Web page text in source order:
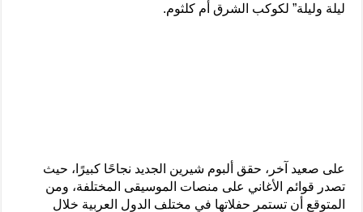
ليلة وليلة” لكوكب الشرق أم كلثوم.
على صعيد آخر، حقق ألبوم شيرين الجديد نجاحًا كبيرًا، حيث
تصدر قوائم الأغاني على منصات الموسيقى المختلفة، ومن
المتوقع أن تستمر حفلاتها في مختلف الدول العربية خلال